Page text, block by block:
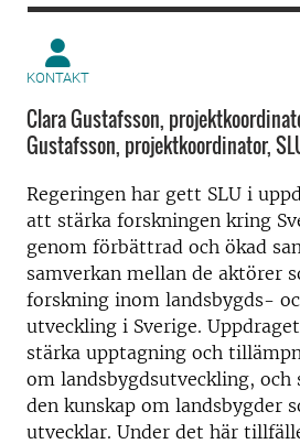
KONTAKT
Clara Gustafsson,
Gustafsson, projektkoordinator,
Regeringen har gett SLU i
att stärka forskningen kring
genom förbättrad och ökad
samverkan mellan de aktörer
forskning inom landsbygds-
utveckling i Sverige.
stärka upptagning och
om landsbygdsutveckling,
den kunskap om landsbygder
utvecklar. Under det här